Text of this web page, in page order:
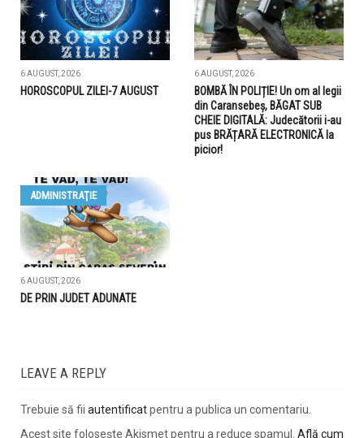
6 AUGUST, 2026
HOROSCOPUL ZILEI-7 AUGUST
6 AUGUST, 2026
BOMBĂ ÎN POLIȚIE! Un om al legii
din Caransebeș, BĂGAT SUB
CHEIE DIGITALĂ: Judecătorii i-au
pus BRĂȚARĂ ELECTRONICĂ la
picior!
ADMINISTRAŢIE
6 AUGUST, 2026
DE PRIN JUDET ADUNATE
LEAVE A REPLY
Trebuie să fii autentificatpentru a publica un comentariu.
Acest site folosește Akismet pentru a reduce spamul. Află cum